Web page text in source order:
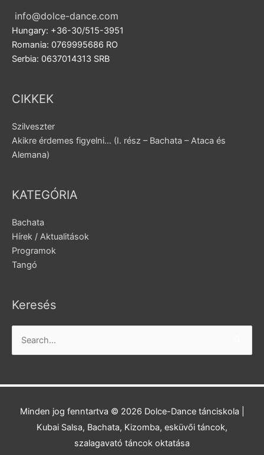
info@dolce-dance.com
Hungary: +36-30/515-3951
Romania: 0769995686 RO
Serbia: 0637014313 SRB
CIKKEK
Szilveszter
Akikre érdemes figyelni… (I. rész – Bachata – Ataca és
Alemana)
KATEGÓRIA
Bachata
Hírek / Aktualitások
Programok
Tangó
Keresés
Search
for:
Minden jog fenntartva © 2026 Dolce-Dance tánciskola
Kubai Salsa, Bachata, Kizomba, esküvői táncok,
szalagavató táncok oktatása